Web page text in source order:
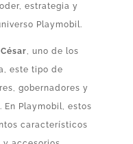
estrategia y
Playmobil.
, uno de los
este tipo de
gobernadores y
Playmobil, estos
característicos